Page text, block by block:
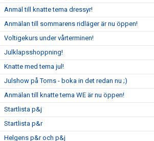
Anmäl till knatte tema dressyr!
Anmälan till sommarens ridläger är nu öppen!
Voltigekurs under vårterminen!
Julklapsshoppning!
Knatte med tema jul!
Julshow på Torns - boka in det redan nu ;)
Anmälan till knatte tema WE är nu öppen!
Startlista p&j
Startlista p&r
Helgens p&r och p&j